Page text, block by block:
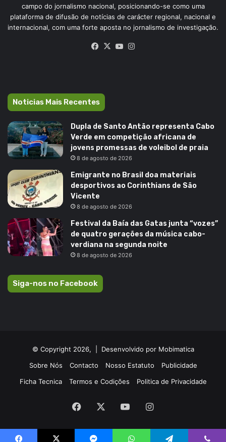
campo do jornalismo nacional, posicionando-se como uma
plataforma de difusão de notícias de carácter regional, nacional e
internacional, com uma forte aposta no jornalismo de investigação.
Facebook
X YouTube
Noticias Mais Recentes
Dupla de Santo Antão representa Cabo
Verde em competição africana de
jovens promessas de voleibol de praia
8 de agosto de 2026
Emigrante no Brasil doa materiais
desportivos ao Corinthians de São
Vicente
8 de agosto de 2026
Festival da Baía das Gatas junta “vozes”
de quatro gerações da música cabo-
verdiana na segunda noite
8 de agosto de 2026
Siga-nos no Facebook
© Copyright 2026, | Desenvolvido por Mobimatica
Sobre Nós
Contacto Nosso Estatuto
Publicidade
Ficha Tecnica
Termos e Codições Politica de Privacidade
Facebook YouTubeInstagram